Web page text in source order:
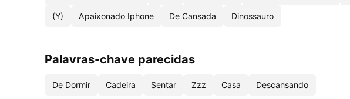
(Y) Apaixonado Iphone De Cansada Dinossauro
Palavras-chave parecidas
De Dormir Cadeira Sentar Zzz Casa Descansando